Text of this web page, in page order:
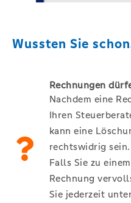
Wussten Sie
Rechnungen
Nachdem eine
Ihren
kann eine
rechtswidrig sein.
Falls Sie zu
Rechnung
Sie jederzeit